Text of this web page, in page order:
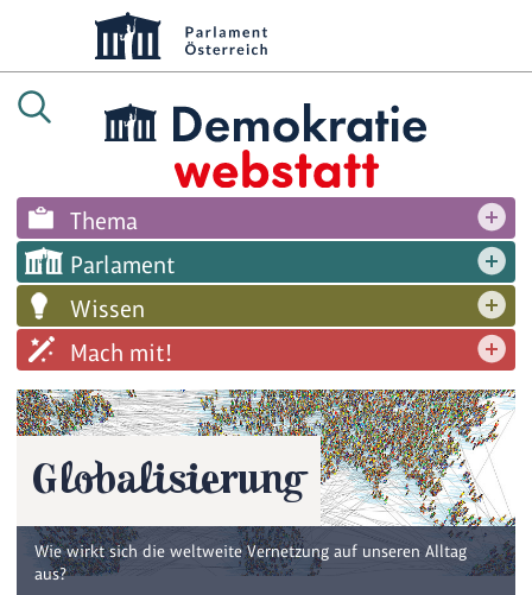
Thema
Parlament
Wissen
Mach mit!
Globalisierung
Wie wirkt sich die weltweite Vernetzung auf unseren Alltag
aus?